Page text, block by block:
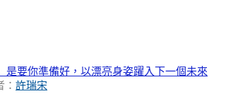
是要你準備好，以漂亮身姿躍入下一個未來
： 許瑞宋